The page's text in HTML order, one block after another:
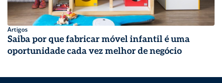
Artigos
Saiba por que fabricar móvel infantil é uma
oportunidade cada vez melhor de negócio